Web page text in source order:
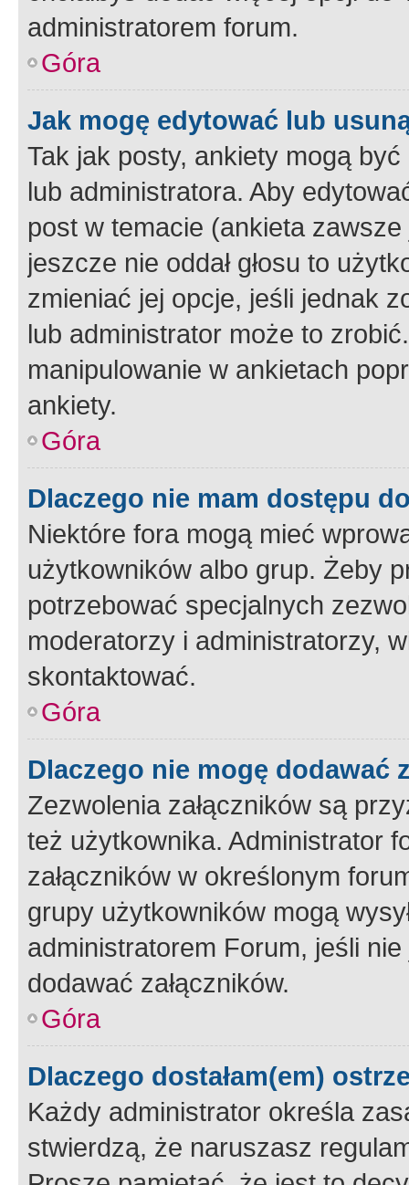
administratorem forum.
Góra
Jak mogę edytować lub
Tak jak posty, ankiety mogą
lub administratora. Aby
post w temacie (ankieta
jeszcze nie oddał głosu to
zmieniać jej opcje, jeśli jednak
lub administrator może to
manipulowanie w ankietach
ankiety.
Góra
Dlaczego nie mam dostępu
Niektóre fora mogą mieć
użytkowników albo grup. Żeby
potrzebować specjalnych
moderatorzy i administratorzy,
skontaktować.
Góra
Dlaczego nie mogę dodawać
Zezwolenia załączników są
też użytkownika. Administrator
załączników w określonym
grupy użytkowników mogą
administratorem Forum, jeśli
dodawać załączników.
Góra
Dlaczego dostałam(em)
Każdy administrator określa
stwierdzą, że naruszasz